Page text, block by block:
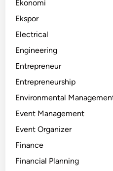
Ekonomi
Ekspor
Electrical
Engineering
Entrepreneur
Entrepreneurship
Environmental
Event Management
Event Organizer
Finance
Financial Planning